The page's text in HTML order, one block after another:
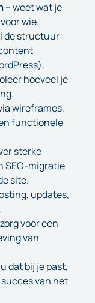
– weet wat je
wie.
de structuur
hoeveel je
wireframes,
functionele
sterke
SEO-migratie
site.
updates,
voor een
van
dat bij je past,
van het